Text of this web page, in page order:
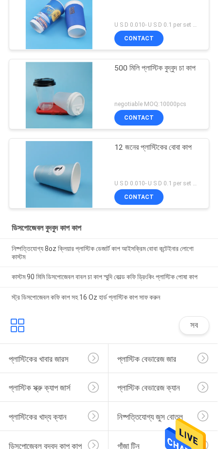
U S D 0.010- U S D 0.1 per set MOQ:5000 এসইটি
CONTACT
500 মিলি প্লাস্টিক বুদ্বুদ চা কাপ
negotiable MOQ:10000pcs
CONTACT
12 জনের প্লাস্টিকের বোবা কাপ
CONTACT
ডিসপোজেবল বুদবুদ কাপ কাপ
নিষ্পত্তিযোগ্য 8oz ক্লিয়ার প্লাস্টিক ডেজার্ট কাপ আইসক্রিম বোবা কন্টেইনার লোগো
কাস্টম
কাস্টম 90 মিমি ডিসপোজেবল বাবল চা কাপ স্মুদি কোল্ড কফি ড্রিংকিং প্লাস্টিক পোষা কাপ
স্ট্র ডিসপোজেবল কফি কাপ সহ 16 Oz হার্ড প্লাস্টিক কাপ সাফ করুন
সব
প্লাস্টিকের খাবার জারস প্লাস্টিক বেভারেজ জার
প্লাস্টিক স্ক্রু ক্যাপ জার্স প্লাস্টিক বেভারেজ ক্যান
প্লাস্টিকের খাদ্য ক্যান নিষ্পত্তিযোগ্য জুস বোতল
ডিসপোজেবল বুদবুদ কাপ কাপ গাঁজা টিন